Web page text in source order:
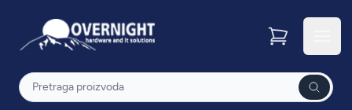
Overnight
Pretraga